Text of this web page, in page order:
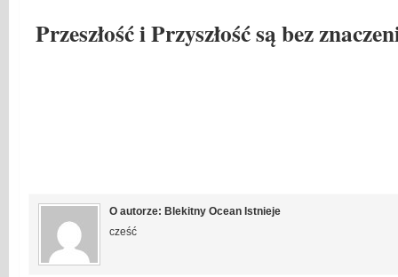
Przeszłość i Przyszłość są bez
O autorze: Blekitny Ocean Istnieje
cześć